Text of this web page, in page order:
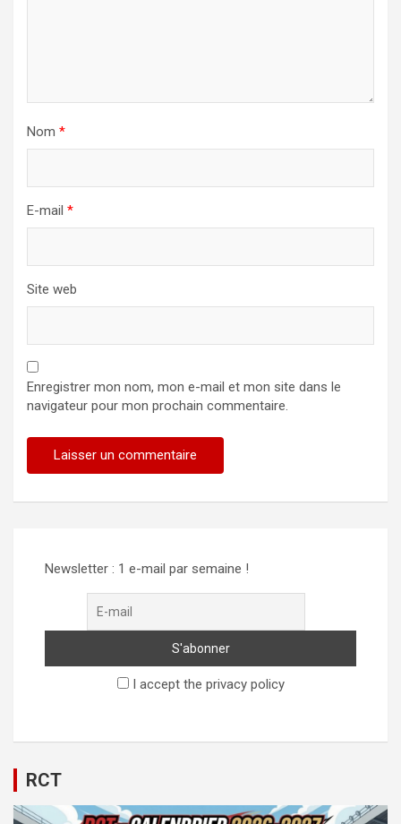
Nom *
E-mail *
Site web
Enregistrer mon nom, mon e-mail et mon site dans le
navigateur pour mon prochain commentaire.
Newsletter : 1 e-mail par semaine !
I accept the privacy policy
RCT